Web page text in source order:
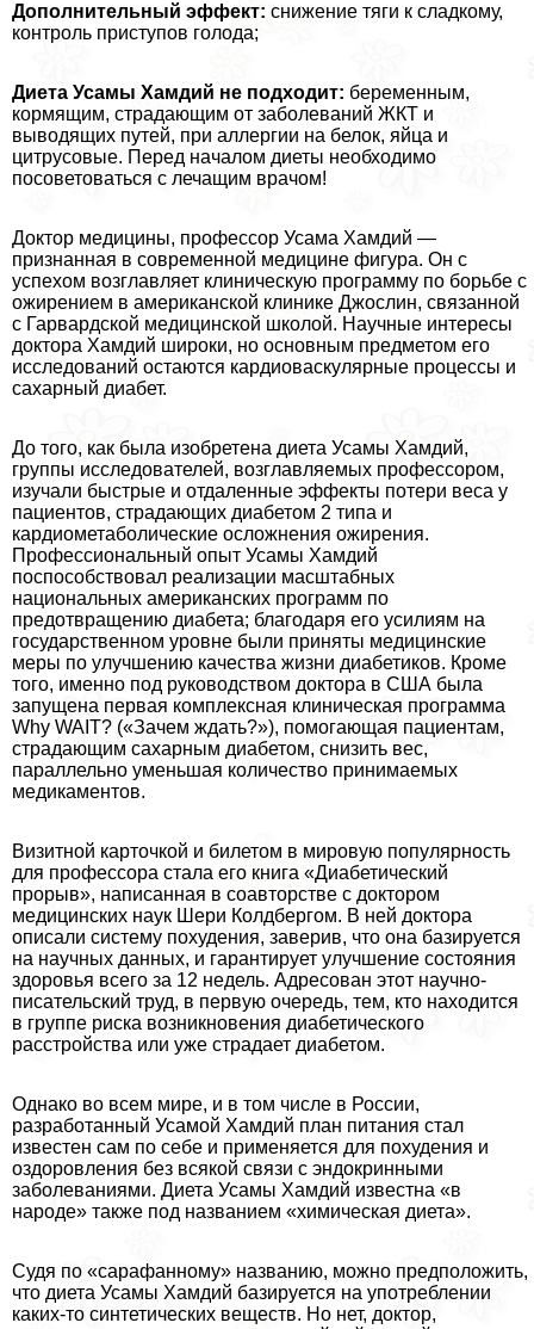
Дополнительный эффект: снижение тяги к сладкому,
контроль приступов голода;
Диета Усамы Хамдий не подходит: беременным,
кормящим, страдающим от заболеваний ЖКТ и
выводящих путей, при аллергии на белок, яйца и
цитрусовые. Перед началом диеты необходимо
посоветоваться с лечащим врачом!
Доктор медицины, профессор Усама Хамдий —
признанная в современной медицине фигура. Он с
успехом возглавляет клиническую программу по борьбе с
ожирением в американской клинике Джослин, связанной
с Гарвардской медицинской школой. Научные интересы
доктора Хамдий широки, но основным предметом его
исследований остаются кардиоваскулярные процессы и
сахарный диабет.
До того, как была изобретена диета Усамы Хамдий,
группы исследователей, возглавляемых профессором,
изучали быстрые и отдаленные эффекты потери веса у
пациентов, страдающих диабетом 2 типа и
кардиометаболические осложнения ожирения.
Профессиональный опыт Усамы Хамдий
поспособствовал реализации масштабных
национальных американских программ по
предотвращению диабета; благодаря его усилиям на
государственном уровне были приняты медицинские
меры по улучшению качества жизни диабетиков. Кроме
того, именно под руководством доктора в США была
запущена первая комплексная клиническая программа
Why WAIT? («Зачем ждать?»), помогающая пациентам,
страдающим сахарным диабетом, снизить вес,
параллельно уменьшая количество принимаемых
медикаментов.
Визитной карточкой и билетом в мировую популярность
для профессора стала его книга «Диабетический
прорыв», написанная в соавторстве с доктором
медицинских наук Шери Колдбергом. В ней доктора
описали систему похудения, заверив, что она базируется
на научных данных, и гарантирует улучшение состояния
здоровья всего за 12 недель. Адресован этот научно-
писательский труд, в первую очередь, тем, кто находится
в группе риска возникновения диабетического
расстройства или уже страдает диабетом.
Однако во всем мире, и в том числе в России,
разработанный Усамой Хамдий план питания стал
известен сам по себе и применяется для похудения и
оздоровления без всякой связи с эндокринными
заболеваниями. Диета Усамы Хамдий известна «в
народе» также под названием «химическая диета».
Судя по «сарафанному» названию, можно предположить,
что диета Усамы Хамдий базируется на употрeблении
каких-то синтетических веществ. Но нет, доктор,